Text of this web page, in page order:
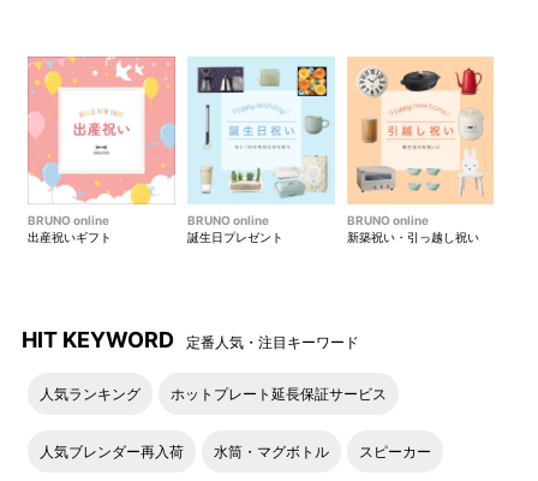
BRUNO online
出産祝いギフト
BRUNO online
誕生日プレゼント
BRUNO online
新築祝い・引っ越し祝い
HIT KEYWORD 定番人気・注目キーワード
人気ランキング ホットプレート延長保証サービス
人気ブレンダー再入荷 水筒・マグボトル スピーカー